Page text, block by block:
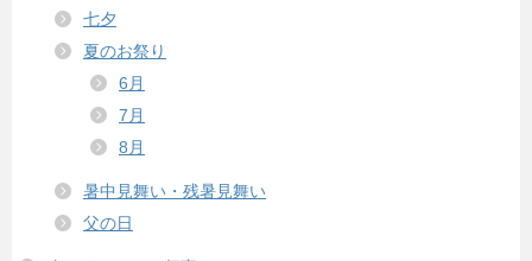
七夕
夏のお祭り
6月
7月
8月
暑中見舞い・残暑見舞い
父の日